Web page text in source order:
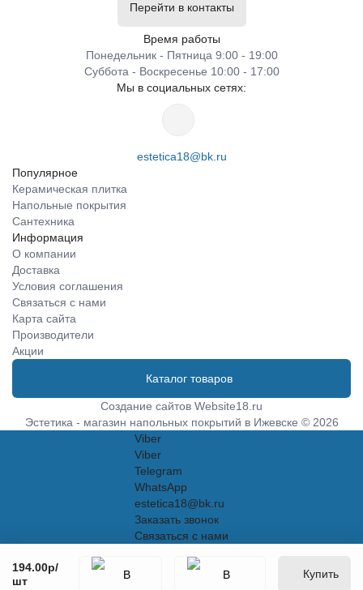
194.00р/
шт
Купить
Перейти в контакты
Время работы
Понедельник - Пятница 9:00 - 19:00
Суббота - Воскресенье 10:00 - 17:00
Мы в социальных сетях:
estetica18@bk.ru
Популярное
Керамическая плитка
Напольные покрытия
Сантехника
Информация
О компании
Доставка
Условия соглашения
Связаться с нами
Карта сайта
Производители
Акции
Каталог товаров
Создание сайтов Website18.ru
Эстетика - магазин напольных покрытий в Ижевске © 2026
Viber
Viber
Telegram
WhatsApp
estetica18@bk.ru
Заказать звонок
Связаться с нами